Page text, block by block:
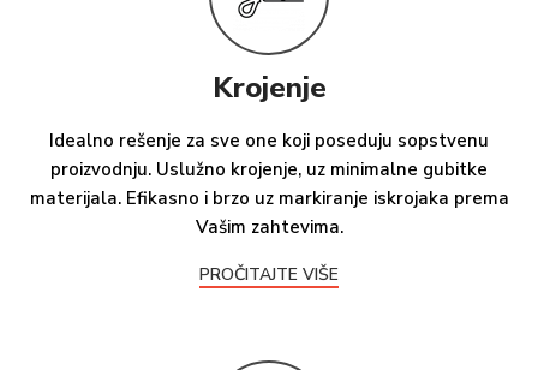
Krojenje
Idealno rešenje za sve one koji poseduju sopstvenu
proizvodnju. Uslužno krojenje, uz minimalne gubitke
materijala. Efikasno i brzo uz markiranje iskrojaka prema
Vašim zahtevima.
PROČITAJTE VIŠE